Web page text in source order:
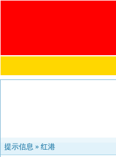
提示信息 » 红港